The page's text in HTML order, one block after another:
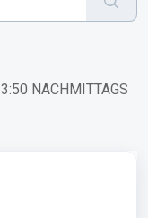
NACHMITTAGS